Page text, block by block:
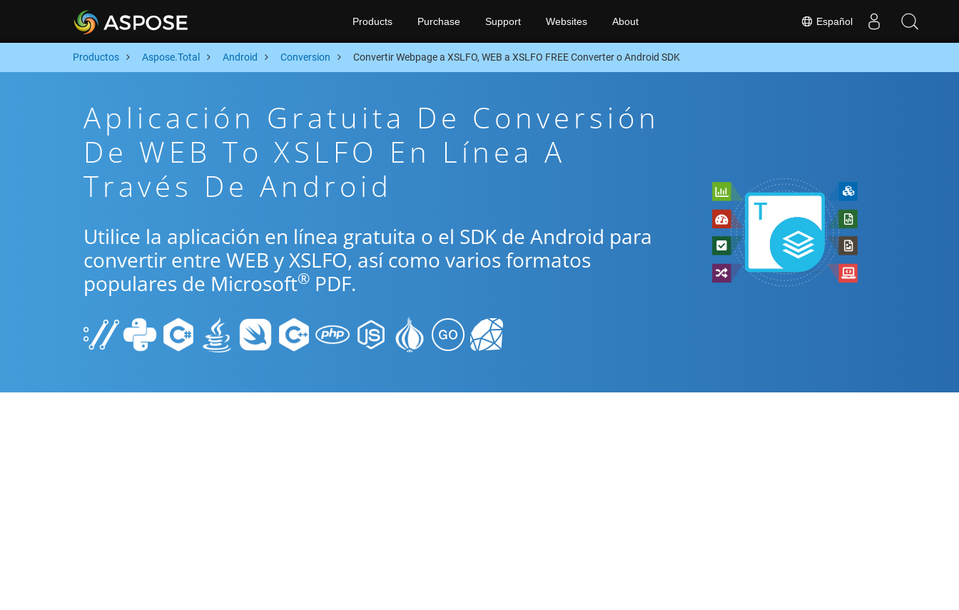
Español
Products Purchase Support Websites About
Productos Aspose.Total Android Conversion Convertir Webpage a XSLFO, WEB a XSLFO FREE Converter o Android SDK
Aplicación Gratuita De Conversión
De WEB To XSLFO En Línea A
Través De Android
Utilice la aplicación en línea gratuita o el SDK de Android para
convertir entre WEB y XSLFO, así como varios formatos
populares de Microsoft® PDF.